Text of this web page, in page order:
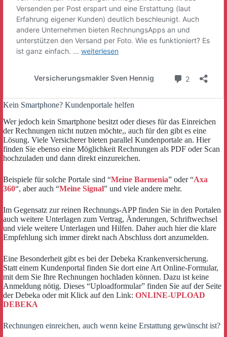
Kein Smartphone? Kundenportale helfen
Wer jedoch kein Smartphone besitzt oder dieses für das Einreichen
der Rechnungen nicht nutzen möchte,, auch für den gibt es eine
Lösung. Viele Versicherer bieten parallel Kundenportale an. Hier
finden Sie ebenso eine Möglichkeit Rechnungen als PDF oder Scan
hochzuladen und dann direkt einzureichen.
Beispiele für solche Portale sind “Meine Barmenia” oder “Axa
360“, aber auch “Meine Signal” und viele andere mehr.
Im Gegensatz zur reinen Rechnungs-APP finden Sie in den Portalen
auch weitere Unterlagen zum Vertrag, Änderungen, Schriftwechsel
und viele weitere Unterlagen und Hilfen. Daher auch hier die klare
Empfehlung sich immer direkt nach Abschluss dort anzumelden.
Eine Besonderheit gibt es bei der Debeka Krankenversicherung.
Statt einem Kundenportal finden Sie dort eine Art Online-Formular,
mit dem Sie Ihre Rechnungen hochladen können. Dazu ist keine
Anmeldung nötig. Dieses “Uploadformular” finden Sie auf der Seite
der Debeka oder mit Klick auf den Link: ONLINE-UPLOAD
DEBEKA
Rechnungen einreichen, auch wenn keine Erstattung gewünscht ist?